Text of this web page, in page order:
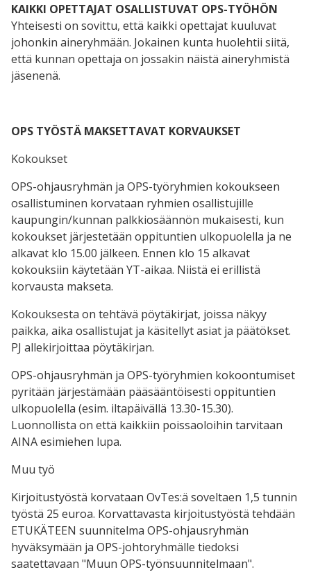
KAIKKI OPETTAJAT OSALLISTUVAT OPS-TYÖHÖN
Yhteisesti on sovittu, että kaikki opettajat kuuluvat
johonkin aineryhmään. Jokainen kunta huolehtii siitä,
että kunnan opettaja on jossakin näistä aineryhmistä
jäsenenä.
OPS TYÖSTÄ MAKSETTAVAT KORVAUKSET
Kokoukset
OPS-ohjausryhmän ja OPS-työryhmien kokoukseen
osallistuminen kor­va­taan ryhmien osallistujille
kaupungin/kunnan palkkiosäännön mu­kai­ses­ti, kun
kokoukset järjestetään oppituntien ulkopuolella ja ne
al­ka­vat klo 15.00 jälkeen. Ennen klo 15 alkavat
kokouksiin käytetään YT-aikaa. Niistä ei erillistä
korvausta makseta.
Kokouksesta on tehtävä pöytäkirjat, joissa näkyy
paikka, aika osallistujat ja käsitellyt asiat ja päätökset.
PJ allekirjoittaa pöytäkirjan.
OPS-ohjausryhmän ja OPS-työryhmien kokoontumiset
pyritään järjestämään pääsääntöisesti oppituntien
ulkopuolella (esim. iltapäivällä 13.30-15.30).
Luonnollista on että kaikkiin poissaoloihin tarvitaan
AINA esimiehen lupa.
Muu työ
Kirjoitustyöstä korvataan OvTes:ä soveltaen 1,5 tunnin
työs­tä 25 euroa. Korvattavasta kirjoitustyöstä tehdään
ETUKÄTEEN suun­ni­tel­ma OPS-ohjausryhmän
hyväksymään ja OPS-joh­to­ryh­mäl­le tiedoksi
saatettavaan "Muun OPS-työn­suun­ni­tel­maan".